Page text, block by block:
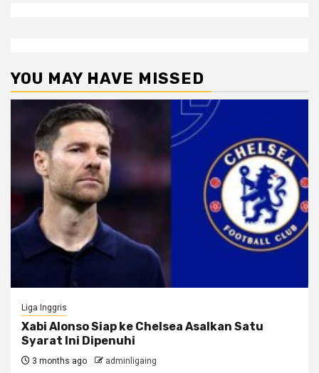
YOU MAY HAVE MISSED
Liga Inggris
Xabi Alonso Siap ke Chelsea Asalkan Satu
Syarat Ini Dipenuhi
3 months ago adminligaing